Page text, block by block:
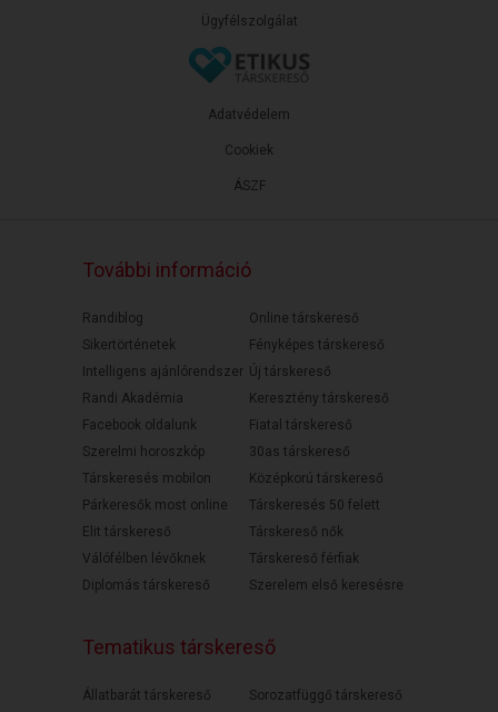
Ügyfélszolgálat
ÁSZF
Adatvédelem
Cookiek
További információ
Randiblog
Sikertörténetek
Intelligens ajánlórendszer
Randi Akadémia
Facebook oldalunk
Szerelmi horoszkóp
Társkeresés mobilon
Párkeresők most online
Elit társkereső
Válófélben lévőknek
Diplomás társkereső
Online társkereső
Fényképes társkereső
Új társkereső
Keresztény társkereső
Fiatal társkereső
30as társkereső
Középkorú társkereső
Társkeresés 50 felett
Társkereső nők
Társkereső férfiak
Szerelem első keresésre
Tematikus társkereső
Állatbarát társkereső
Sorozatfüggő társkereső